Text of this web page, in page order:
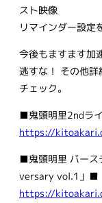
スト映像
リマインダー設定
今後もますます加
逃すな！ その他
チェック。
■鬼頭明里2ndラ
https://
■鬼頭明里 バース
versary vol.1」■
https://